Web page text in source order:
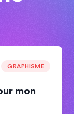
GRAPHISME
mon